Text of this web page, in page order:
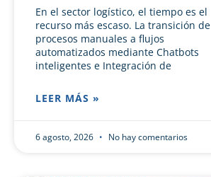
En el sector logístico, el tiempo es el
recurso más escaso. La transición de
procesos manuales a flujos
automatizados mediante Chatbots
inteligentes e Integración de
LEER MÁS »
6 agosto, 2026 No hay comentarios